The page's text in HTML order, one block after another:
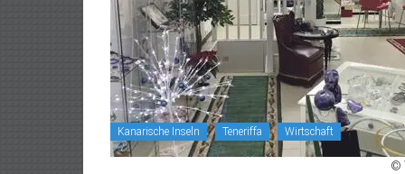
Kanarische Inseln Teneriffa Wirtschaft
©